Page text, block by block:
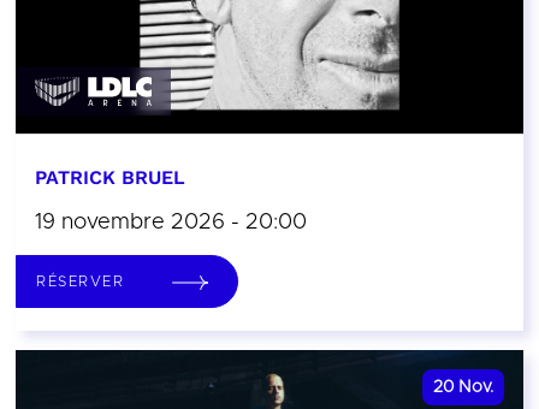
PATRICK BRUEL
19 novembre 2026 - 20:00
RÉSERVER
20 Nov.